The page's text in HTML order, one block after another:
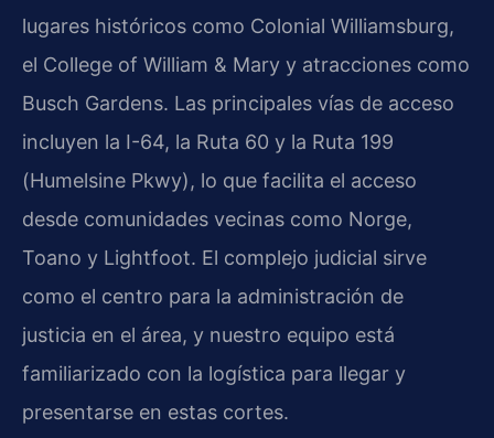
lugares históricos como Colonial Williamsburg,
el College of William & Mary y atracciones como
Busch Gardens. Las principales vías de acceso
incluyen la I-64, la Ruta 60 y la Ruta 199
(Humelsine Pkwy), lo que facilita el acceso
desde comunidades vecinas como Norge,
Toano y Lightfoot. El complejo judicial sirve
como el centro para la administración de
justicia en el área, y nuestro equipo está
familiarizado con la logística para llegar y
presentarse en estas cortes.